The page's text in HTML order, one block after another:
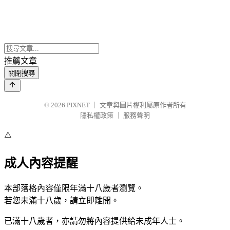
推薦文章
關閉搜尋
© 2026 PIXNET
文章與圖片權利屬原作者所有
隱私權政策
服務聲明
⚠️
成人內容提醒
本部落格內容僅限年滿十八歲者瀏覽。
若您未滿十八歲，請立即離開。
已滿十八歲者，亦請勿將內容提供給未成年人士。